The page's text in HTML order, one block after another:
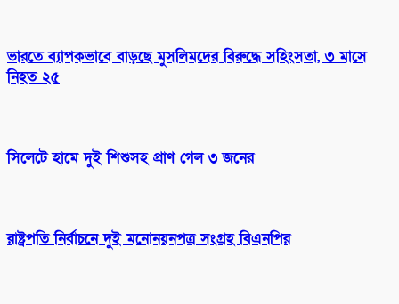
ভারতে ব্যাপকভাবে বাড়ছে মুসলিমদের বিরুদ্ধে সহিংসতা, ৩ মাসে
নিহত ২৫
সিলেটে হামে দুই শিশুসহ প্রাণ গেল ৩ জনের
রাষ্ট্রপতি নির্বাচনে দুই মনোনয়নপত্র সংগ্রহ বিএনপির